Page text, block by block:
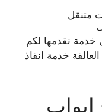
نقدمها لكم
خدمة انقاذ